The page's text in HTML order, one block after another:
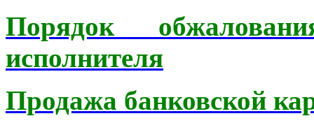
Порядок
исполнителя
Продажа банковской